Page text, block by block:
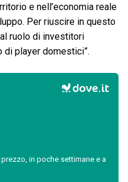
e nell’economia reale
Per riuscire in questo
ruolo di investitori
di player domestici”.
in poche settimane e a